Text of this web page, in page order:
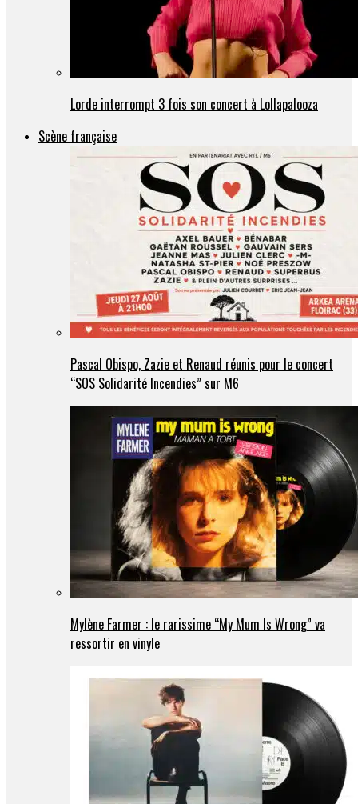
Lorde interrompt 3 fois son concert à Lollapalooza
Scène française
Pascal Obispo, Zazie et Renaud réunis pour le concert
“SOS Solidarité Incendies” sur M6
Mylène Farmer : le rarissime “My Mum Is Wrong” va
ressortir en vinyle